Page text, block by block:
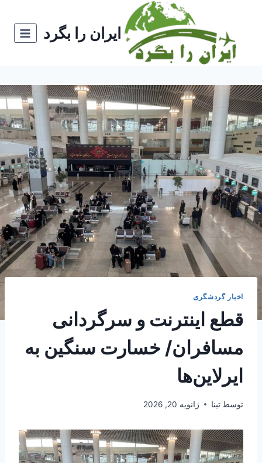
ایران را بگرد
اخبار گردشگری
قطع اینترنت و سرگردانی
مسافران/ خسارت سنگین به
ایرلاین‌ها
توسط تینا ژانویه 20, 2026